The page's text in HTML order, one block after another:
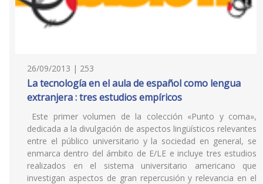
26/09/2013 | 253
La tecnología en el aula de español como lengua
extranjera : tres estudios empíricos
Este primer volumen de la colección «Punto y coma»,
dedicada a la divulgación de aspectos lingüísticos relevantes
entre el público universitario y la sociedad en general, se
enmarca dentro del ámbito de E/LE e incluye tres estudios
realizados en el sistema universitario americano que
investigan aspectos de gran repercusión y relevancia en el